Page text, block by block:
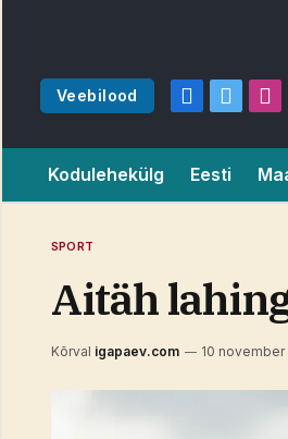
Veebilood
Facebook
X
Kodulehekülg Eesti
SPORT
Aitäh
Kõrval igapaev.com 10 november